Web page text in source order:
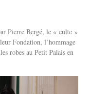
Pierre Bergé, le « culte »
Fondation, l’hommage
robes au Petit Palais en